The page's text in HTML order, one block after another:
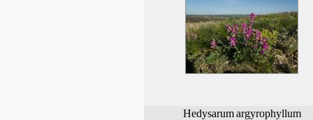
Hedysarum argyrophyllum